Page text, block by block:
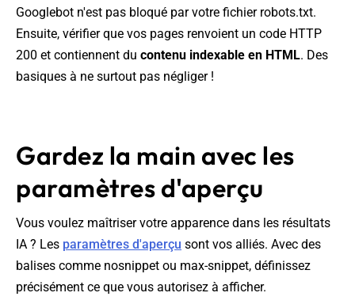
Googlebot n'est pas bloqué par votre fichier robots.txt.
Ensuite, vérifier que vos pages renvoient un code HTTP
200 et contiennent du contenu indexable en HTML. Des
basiques à ne surtout pas négliger !
Gardez la main avec les
paramètres d'aperçu
Vous voulez maîtriser votre apparence dans les résultats
IA ? Les paramètres d'aperçu sont vos alliés. Avec des
balises comme nosnippet ou max-snippet, définissez
précisément ce que vous autorisez à afficher.